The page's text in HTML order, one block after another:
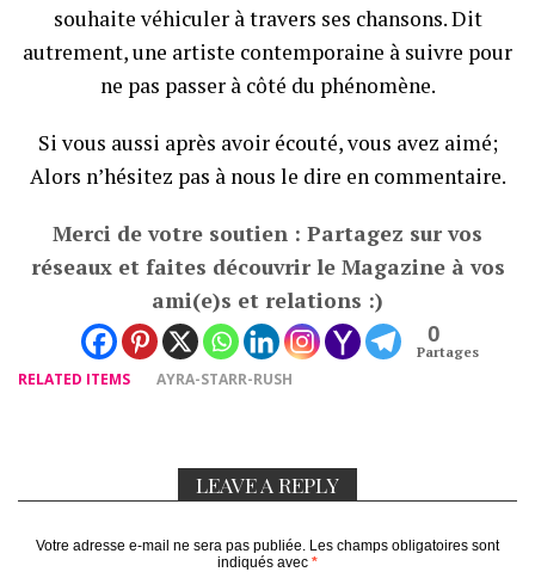
souhaite véhiculer à travers ses chansons. Dit
autrement, une artiste contemporaine à suivre pour
ne pas passer à côté du phénomène.
Si vous aussi après avoir écouté, vous avez aimé;
Alors n’hésitez pas à nous le dire en commentaire.
Merci de votre soutien : Partagez sur vos
réseaux et faites découvrir le Magazine à vos
ami(e)s et relations :)
0
Partages
RELATED ITEMS AYRA-STARR-RUSH
LEAVE A REPLY
Votre adresse e-mail ne sera pas publiée. Les champs obligatoires sont
indiqués avec *